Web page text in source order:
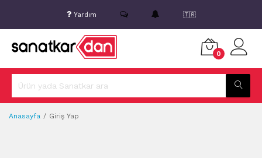
Yardım 🇹🇷
0
Anasayfa Giriş Yap